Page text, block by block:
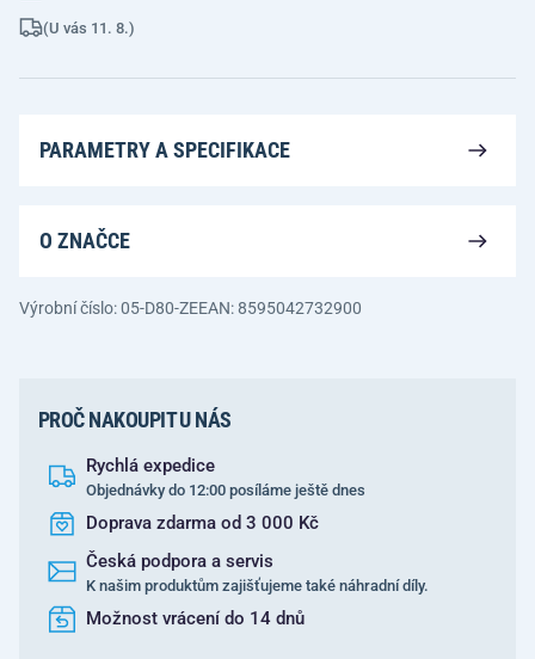
(U vás 11. 8.)
PARAMETRY A SPECIFIKACE
O ZNAČCE
Výrobní číslo: 05-D80-ZEEAN: 8595042732900
PROČ NAKOUPIT U NÁS
Rychlá expedice
Objednávky do 12:00 posíláme ještě dnes
Doprava zdarma od 3 000 Kč
Česká podpora a servis
K našim produktům zajišťujeme také náhradní díly.
Možnost vrácení do 14 dnů